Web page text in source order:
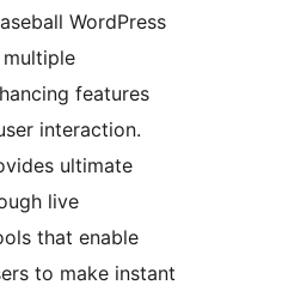
WordPress
features
interaction.
ultimate
live
that enable
to make instant